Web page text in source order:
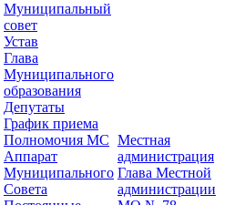
Муниципальный
совет
Устав
Глава
Муниципального
образования
Депутаты
График приема
Полномочия МС
Аппарат
Муниципального
Совета
Местная
администрация
Глава Местной
администрации